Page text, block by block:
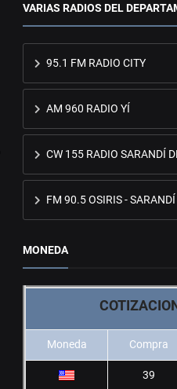
VARIAS RADIOS DEL
95.1 FM RADIO CITY
AM 960 RADIO YÍ
CW 155 RADIO SARANDÍ
FM 90.5 OSIRIS - SARANDÍ
MONEDA
Moneda Compra
39